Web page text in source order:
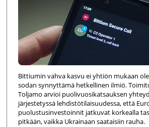
Bittiumin vahva kasvu ei yhtiön mukaan
sodan synnyttämä hetkellinen ilmiö.
Toljamo arvioi puolivuosikatsauksen
järjestetyssä lehdistötilaisuudessa, että
puolustusinvestoinnit jatkuvat korkealla
pitkään, vaikka Ukrainaan saataisiin rauha.